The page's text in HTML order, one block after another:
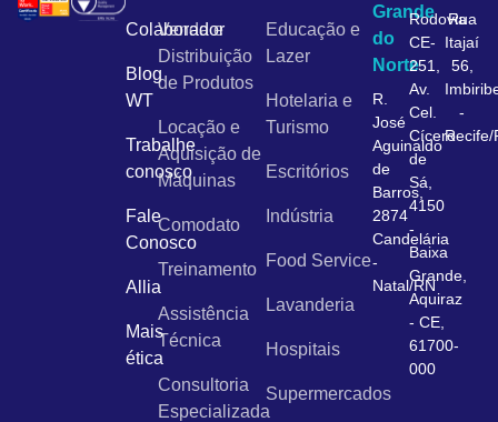
Colaborador
Blog
WT
Trabalhe
conosco
Fale
Conosco
Allia
Mais
ética
Venda e
Distribuição
de Produtos
Locação e
Aquisição de
Máquinas
Comodato
Treinamento
Assistência
Técnica
Consultoria
Especializada
Educação e
Lazer
Hotelaria e
Turismo
Escritórios
Indústria
Food Service
Lavanderia
Hospitais
Supermercados
Grande
do
Norte
R.
José
Aguinaldo
de
Barros,
2874
Candelária
-
Natal/RN
Rodovia
CE-
251,
Av.
Cel.
Cícero
de
Sá,
4150
-
Baixa
Grande,
Aquiraz
- CE,
61700-
000
Rua
Itajaí
56,
-
Recife/